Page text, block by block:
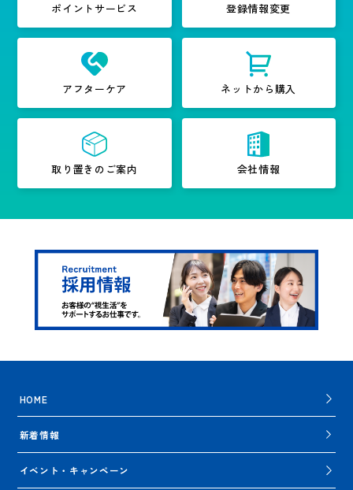
ポイントサービス 登録情報変更
アフターケア ネットから購入
取り置きのご案内 会社情報
HOME
新着情報
イベント・キャンペーン